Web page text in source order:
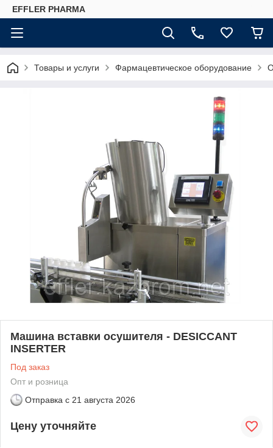
EFFLER PHARMA
Товары и услуги Фармацевтическое оборудование
Машина вставки осушителя - DESICCANT
INSERTER
Под заказ
Опт и розница
Отправка с 21 августа 2026
Цену уточняйте